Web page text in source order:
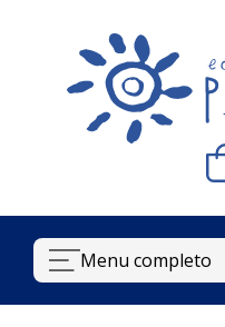
Quando
Menu completo